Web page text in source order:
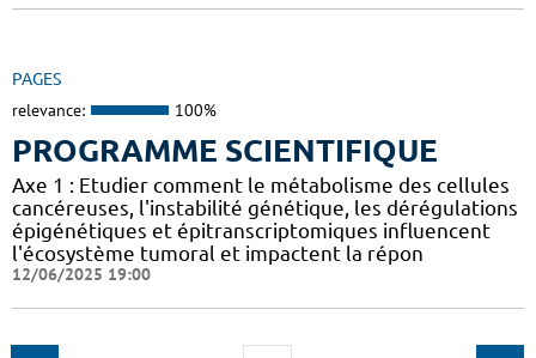
PAGES
relevance: 100%
PROGRAMME SCIENTIFIQUE
Axe 1 : Etudier comment le métabolisme des cellules
cancéreuses, l'instabilité génétique, les dérégulations
épigénétiques et épitranscriptomiques influencent
l'écosystème tumoral et impactent la répon
12/06/2025 19:00